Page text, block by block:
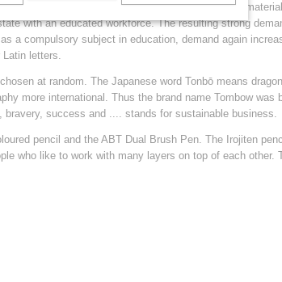
sold a combination of traditional Japanese writing
with an educated workforce. The resulting strong
a compulsory subject in education, demand again
letters.
at random. The Japanese word Tonbō means
more international. Thus the brand name Tombow was
success and .... stands for sustainable business.
pencil and the ABT Dual Brush Pen. The Irojiten
who like to work with many layers on top of each